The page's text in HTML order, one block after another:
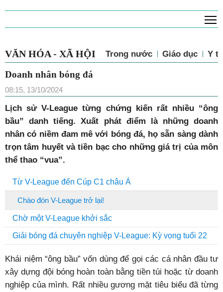
VĂN HÓA - XÃ HỘI Trong nước Giáo dục Y tế
Doanh nhân bóng đá
08:15, 13/10/2024
Lịch sử V-League từng chứng kiến rất nhiều “ông
bầu” danh tiếng. Xuất phát điểm là những doanh
nhân có niềm đam mê với bóng đá, họ sẵn sàng dành
trọn tâm huyết và tiền bạc cho những giá trị của môn
thể thao “vua”.
Từ V-League đến Cúp C1 châu Á
Chào đón V-League trở lại!
Chờ một V-League khởi sắc
Giải bóng đá chuyên nghiệp V-League: Kỳ vọng tuổi 22
Khái niệm “ông bầu” vốn dùng để gọi các cá nhân đầu tư
xây dựng đội bóng hoàn toàn bằng tiền túi hoặc từ doanh
nghiệp của mình. Rất nhiều gương mặt tiêu biểu đã từng